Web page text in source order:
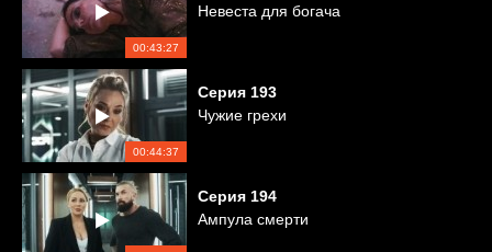
00:43:27
Невеста для богача
00:44:37
Серия 193
Чужие грехи
Серия 194
Ампула смерти